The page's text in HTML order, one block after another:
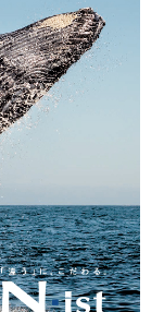
求
火曜定休日）
ます。